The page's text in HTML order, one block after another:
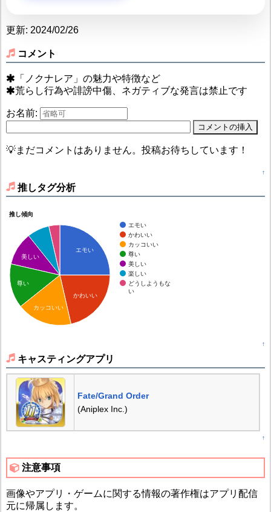
更新: 2024/02/26
コメント
「ノクナレア」の魅力や特徴など
荒らし行為や誹謗中傷、ネガティブな発言は禁止です
お名前:
💡まだコメントはありません。投稿お待ちしています！
↑
推しタグ分析
推し傾向
エモい
かわいい
カッコいい
尊い
美しい
楽しい
どうしようもな
い
エモい
かわいい
美しい
尊い
カッコいい
↑
キャスティングアプリ
Fate/Grand Order
(Aniplex Inc.)
↑
注意事項
画像やアプリ・ゲームに関する情報の著作権はアプリ配信
元に帰属します。